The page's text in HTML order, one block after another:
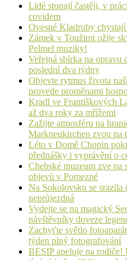
Lidé stonají častěji, v
covidem
Ovesné Kladruby
Zámek v Toužimi ožije
Pelmel muziky!
Veřejná sbírka na
poslední dva týdny
Objevte rytmus života
provede proměnami
Kradl ve Františkových
až dva roky za mřížemi
Zažijte atmosféru na
Markneukirchen zvou na
Léto v Domě Chopin
přednášky i vyprávění o
Chebské muzeum zve
objevů v Pomezné
Na Sokolovsku se srazila
neprůjezdná
Vydejte se na magický
návštěvníky doveze
Zachyťte světlo
týden plný fotografování
BESIP apeluje na